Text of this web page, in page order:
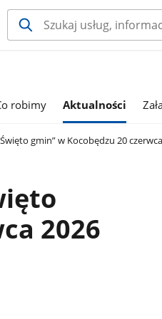
robimy Aktualności
gmin” w Kocobędzu 20
2026